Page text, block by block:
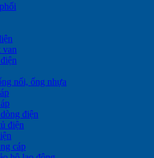
van
nối, ống nhựa
điện
điện
cáp